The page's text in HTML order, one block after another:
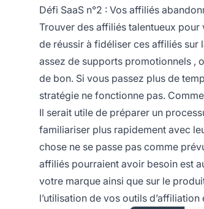
Défi SaaS n°2 : Vos affiliés
Trouver des affiliés talentueux pour
de réussir à fidéliser ces affiliés sur
assez de supports promotionnels ,
de bon. Si vous passez plus de
stratégie ne fonctionne pas.
Il serait utile de préparer un
familiariser plus rapidement avec
chose ne se passe pas comme
affiliés pourraient avoir besoin est
votre marque ainsi que sur le
l’utilisation de vos outils